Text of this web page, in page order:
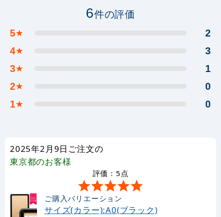
6件の評価
5★
2
4★
3
3★
1
2★
0
1★ 0
2025年2月9日ご注文の
東京都のお客様
評価：5点
ご購入バリエーション
サイズ(カラー):A0(ブラック)